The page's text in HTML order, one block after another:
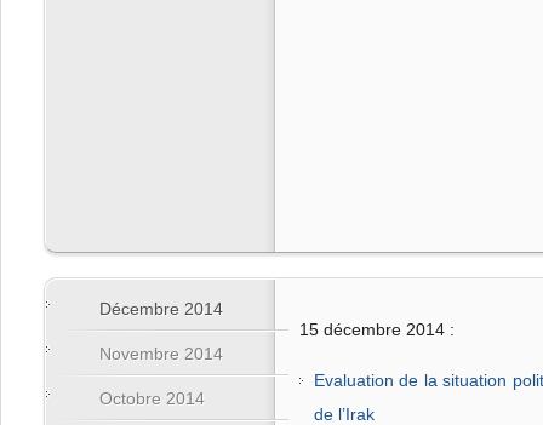
Décembre 2014
Novembre 2014
Octobre 2014
15 décembre 2014 :
Evaluation de la situation
de l’Irak